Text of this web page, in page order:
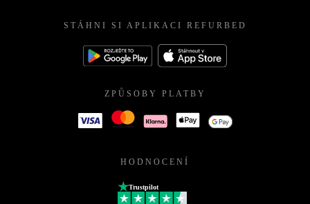
STÁHNI SI APLIKACI REFURBED
ZPŮSOBY PLATBY
HODNOCENÍ
Trustpilot